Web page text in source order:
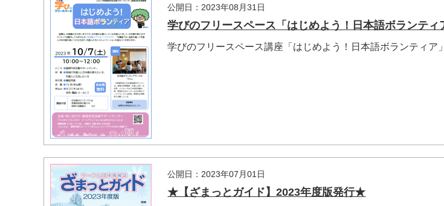
公開日：2023年08月31日
学びのフリースペース「はじめよう！日本語ボランティ
学びのフリースペース講座「はじめよう！日本語ボランティア
公開日：2023年07月01日
★【ざまっとガイド】2023年度版発行★